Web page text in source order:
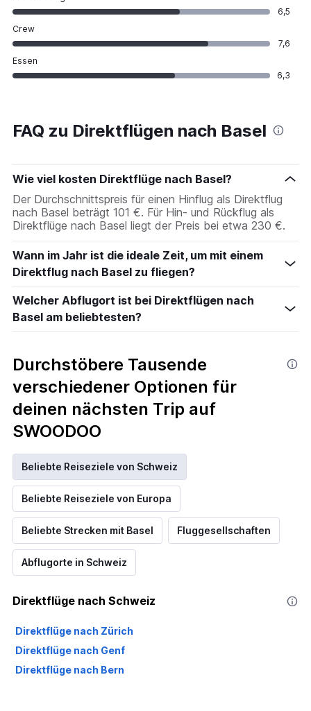
6,5
Crew
7,6
Essen
6,3
FAQ zu Direktflügen nach Basel
Wie viel kosten Direktflüge nach Basel?
Der Durchschnittspreis für einen Hinflug als Direktflug
nach Basel beträgt 101 €. Für Hin- und Rückflug als
Direktflüge nach Basel liegt der Preis bei etwa 230 €.
Wann im Jahr ist die ideale Zeit, um mit einem
Direktflug nach Basel zu fliegen?
Welcher Abflugort ist bei Direktflügen nach
Basel am beliebtesten?
Durchstöbere Tausende
verschiedener Optionen für
deinen nächsten Trip auf
SWOODOO
Beliebte Reiseziele von Schweiz
Beliebte Reiseziele von Europa
Beliebte Strecken mit Basel Fluggesellschaften
Abflugorte in Schweiz
Direktflüge nach Schweiz
Direktflüge nach Zürich
Direktflüge nach Genf
Direktflüge nach Bern